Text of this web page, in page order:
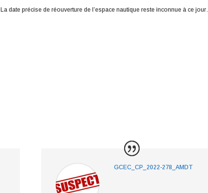
La date précise de réouverture de l’espace nautique reste inconnue à ce
GCEC_CP_2022-278_AMDT